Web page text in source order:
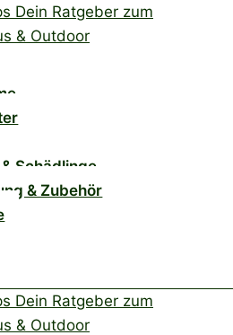
Schädlinge
& Zubehör